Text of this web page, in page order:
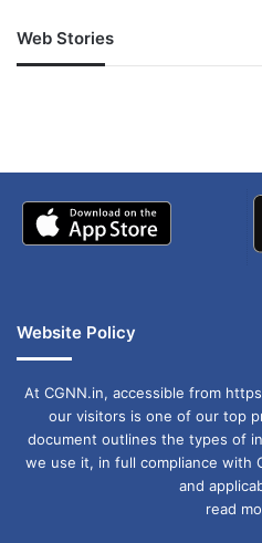
Web Stories
जम्मू-कश्मीर में बारिश से
अपडेट
Website Policy
At CGNN.in, accessible from
our visitors is one of our top
document outlines the types of
we use it, in full compliance with
and
read